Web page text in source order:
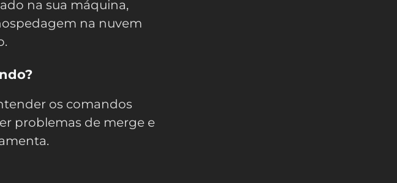
na sua máquina,
na nuvem
os comandos
problemas de merge e